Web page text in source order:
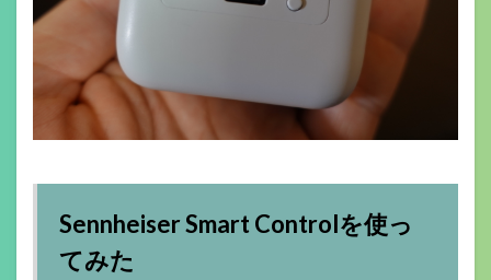
Sennheiser Smart Controlを使っ
てみた